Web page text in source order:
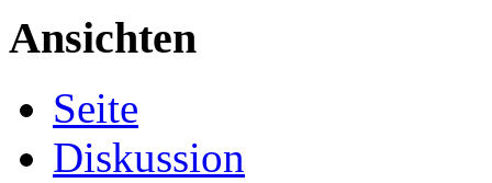
Ansichten
Seite
Diskussion